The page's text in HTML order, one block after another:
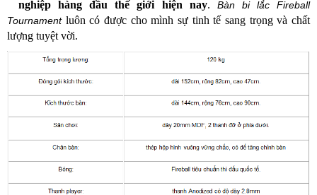
nghiệp hàng đầu thế giới hiện nay. Bàn bi lắc Fireball
Tournamentluôn có được cho mình sự tinh tế sang trọng và chất
lượng tuyệt vời.